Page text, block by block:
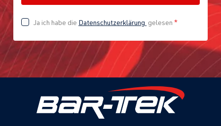
Ja ich habe die Datenschutzerklärung gelesen *